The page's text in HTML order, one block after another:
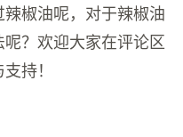
椒油呢，对于辣椒油
？欢迎大家在评论区
持！